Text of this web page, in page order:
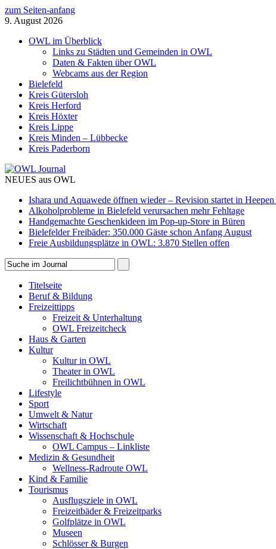
zum Seiten-anfang
9. August 2026
OWL im Überblick
Links zu Städten und Gemeinden in OWL
Daten & Fakten über OWL
Webcams aus der Region
Bielefeld
Kreis Gütersloh
Kreis Herford
Kreis Höxter
Kreis Lippe
Kreis Minden – Lübbecke
Kreis Paderborn
NEUES aus OWL
Ishara und Aquawede öffnen wieder – Revision startet in Heepen
Alkoholprobleme in Bielefeld verursachen mehr Fehltage
Handgemachte Geschenkideen im Pop-up-Store in Büren
Bielefelder Freibäder: 350.000 Gäste schon Anfang August
Freie Ausbildungsplätze in OWL: 3.870 Stellen offen
Titelseite
Beruf & Bildung
Freizeittipps
Freizeit & Unterhaltung
OWL Freizeitcheck
Haus & Garten
Kultur
Kultur in OWL
Theater in OWL
Freilichtbühnen in OWL
Lifestyle
Sport
Umwelt & Natur
Wirtschaft
Wissenschaft & Hochschule
OWL Campus – Linkliste
Medizin & Gesundheit
Wellness-Radroute OWL
Kind & Familie
Tourismus
Ausflugsziele in OWL
Freizeitbäder & Freizeitparks
Golfplätze in OWL
Museen
Schlösser & Burgen